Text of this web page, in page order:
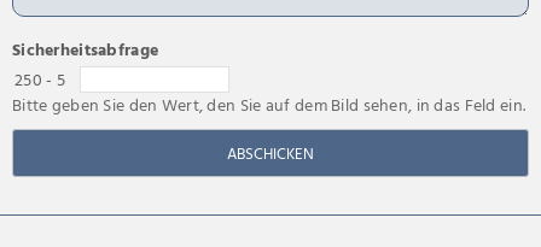
Sicherheitsabfrage
250 - 5
Bitte geben Sie den Wert, den Sie auf dem Bild sehen, in das Feld ein.
ABSCHICKEN